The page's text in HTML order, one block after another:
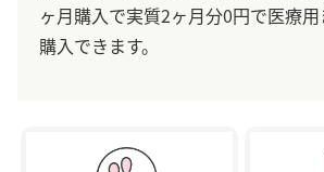
ヶ月購入で実質2ヶ月分0円で医療
購入できます。